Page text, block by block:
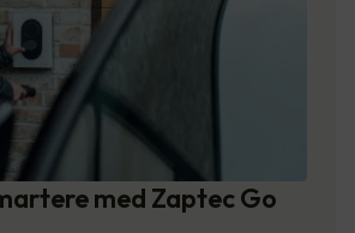
med Zaptec Go